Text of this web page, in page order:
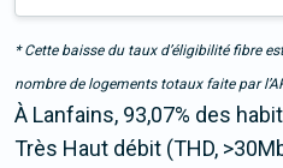
* Cette baisse du taux d’éligibilité fibre
nombre de logements totaux faite par
À Lanfains, 93,07% des
Très Haut débit (THD,